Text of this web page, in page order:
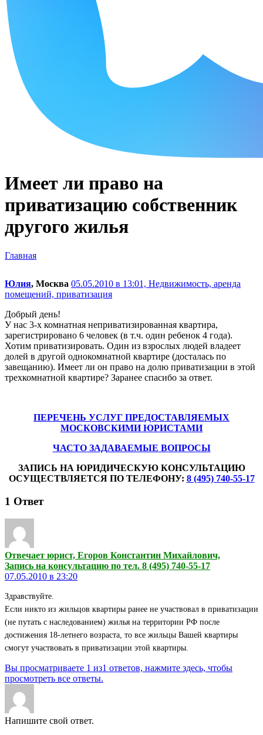
Имеет ли право на
приватизацию собственник
другого жилья
Главная
Юлия, Москва 05.05.2010 в 13:01, Недвижимость, аренда
помещений, приватизация
Добрый день!
У нас 3-х комнатная неприватизированная квартира,
зарегистрировано 6 человек (в т.ч. один ребенок 4 года).
Хотим приватизировать. Один из взрослых людей владеет
долей в другой однокомнатной квартире (досталась по
завещанию). Имеет ли он право на долю приватизации в этой
трехкомнатной квартире? Заранее спасибо за ответ.
ПЕРЕЧЕНЬ УСЛУГ ПРЕДОСТАВЛЯЕМЫХ
МОСКОВСКИМИ ЮРИСТАМИ
ЧАСТО ЗАДАВАЕМЫЕ ВОПРОСЫ
ЗАПИСЬ НА ЮРИДИЧЕСКУЮ КОНСУЛЬТАЦИЮ
ОСУЩЕСТВЛЯЕТСЯ ПО ТЕЛЕФОНУ: 8 (495) 740-55-17
1 Ответ
Отвечает юрист, Егоров Константин Михайлович,
Запись на консультацию по тел. 8 (495) 740-55-17
07.05.2010 в 23:20
Здравствуйте.
Если никто из жильцов квартиры ранее не участвовал в приватизации
(не путать с наследованием) жилья на территории РФ после
достижения 18-летнего возраста, то все жильцы Вашей квартиры
смогут участвовать в приватизации этой квартиры.
Вы просматриваете 1 из1 ответов, нажмите здесь, чтобы
просмотреть все ответы.
Напишите свой ответ.